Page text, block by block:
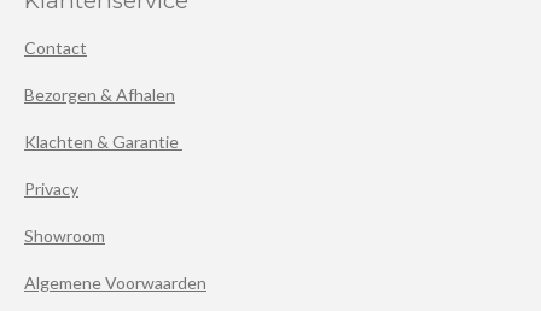
Contact
Bezorgen & Afhalen
Klachten & Garantie
Privacy
Showroom
Algemene Voorwaarden